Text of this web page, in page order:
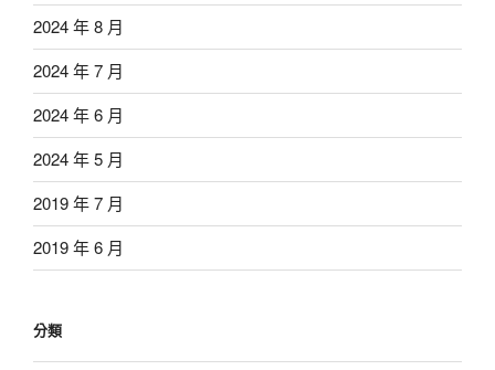
2024 年 8 月
2024 年 7 月
2024 年 6 月
2024 年 5 月
2019 年 7 月
2019 年 6 月
分類